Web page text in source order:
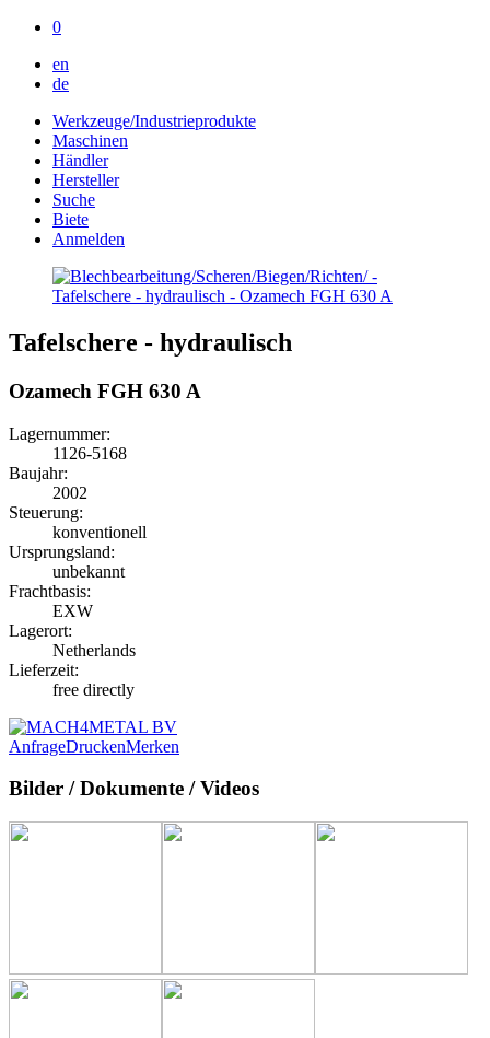
0
en
de
Werkzeuge/Industrieprodukte
Maschinen
Händler
Hersteller
Suche
Biete
Anmelden
Tafelschere - hydraulisch
Ozamech FGH 630 A
Lagernummer:
1126-5168
Baujahr:
2002
Steuerung:
konventionell
Ursprungsland:
unbekannt
Frachtbasis:
EXW
Lagerort:
Netherlands
Lieferzeit:
free directly
AnfrageDruckenMerken
Bilder / Dokumente / Videos